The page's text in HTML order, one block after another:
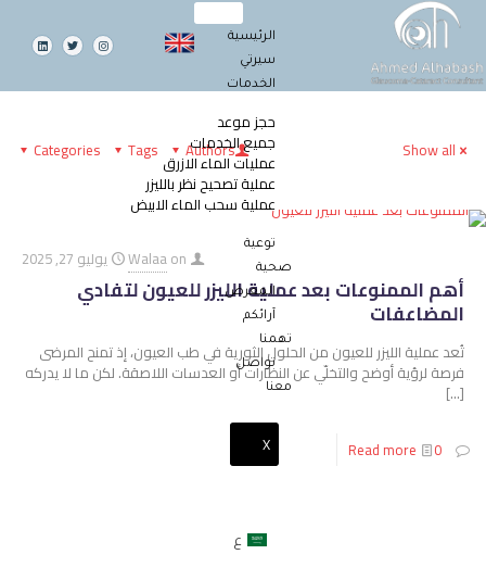
الرئيسية
سيرتي
الخدمات
حجز موعد
جميع الخدمات
عمليات الماء الازرق
عملية تصحيح نظر بالليزر
عملية سحب الماء الابيض
توعية
صحية
المعرض
آرائكم
تهمنا
تواصل
معنا
X
Categories Tags Authors Show all
Walaaon يوليو 27, 2025
أهم الممنوعات بعد عملية الليزر للعيون لتفادي
المضاعفات
تُعد عملية الليزر للعيون من الحلول الثورية في طب العيون، إذ تمنح المرضى
فرصة لرؤية أوضح والتخلّي عن النظارات أو العدسات اللاصقة. لكن ما لا يدركه
[…]
0
Read more
ع